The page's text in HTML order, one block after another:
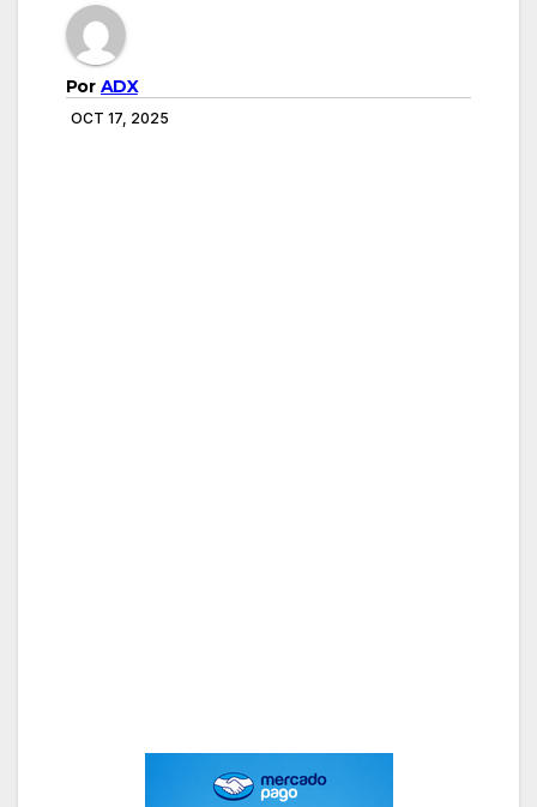
Por ADX
OCT 17, 2025